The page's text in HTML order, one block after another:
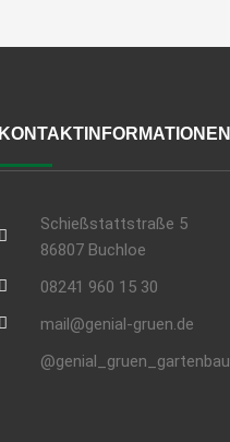
KONTAKTINFORMATIONEN
Schießstattstraße 5
86807 Buchloe
08241 960 15 30
mail@genial-gruen.de
@genial_gruen_gartenbau